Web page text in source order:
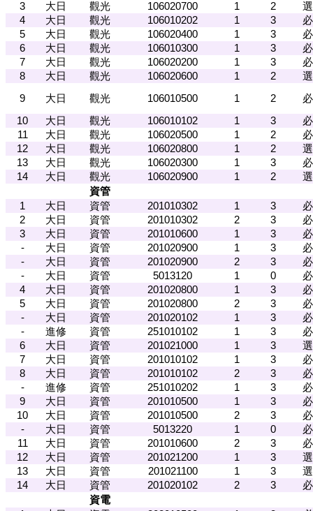
3
大日 觀光 106020700 1 2
選
4
大日 觀光 106010202 1 3
必
5
大日 觀光 106020400 1 3
必
6
大日 觀光 106010300 1 3
必
7
大日 觀光 106020200 1 3
必
8
大日 觀光 106020600 1 2
選
9
大日 觀光 106010500 1 2
必
10
大日 觀光 106010102 1 3
必
11
大日 觀光 106020500 1 2
必
12
大日 觀光 106020800 1 2
選
13
大日 觀光 106020300 1 3
必
14
大日 觀光 106020900 1 2
選
資管
1
大日 資管 201010302 1 3
必
2
大日 資管 201010302 2 3
必
3
大日 資管 201010600 1 3
必
-
大日 資管 201020900 1 3
必
-
大日 資管 201020900 2 3
必
-
大日 資管 5013120 1 0
必
4
大日 資管 201020800 1 3
必
5
大日 資管 201020800 2 3
必
-
大日 資管 201020102 1 3
必
-
進修 資管 251010102 1 3
必
6
大日 資管 201021000 1 3
選
7
大日 資管 201010102 1 3
必
8
大日 資管 201010102 2 3
必
-
進修 資管 251010202 1 3
必
9
大日 資管 201010500 1 3
必
10
大日 資管 201010500 2 3
必
-
大日 資管 5013220 1 0
必
11
大日 資管 201010600 2 3
必
12
大日 資管 201021200 1 3
選
13
大日 資管 201021100 1 3
選
14
大日 資管 201020102 2 3
必
資電